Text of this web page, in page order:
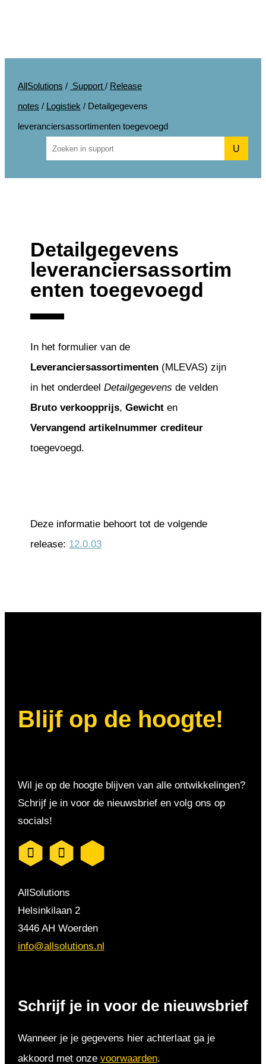
AllSolutions / Support / Release
notes / Logistiek / Detailgegevens
leveranciersassortimenten toegevoegd
U
Detailgegevens
leveranciersassortim
enten toegevoegd
In het formulier van de
Leveranciersassortimenten (MLEVAS) zijn
in het onderdeelDetailgegevens de velden
Bruto verkoopprijs,Gewicht en
Vervangend artikelnummer crediteur
toegevoegd.
Deze informatie behoort tot de volgende
release: 12.0.03
Blijf op de hoogte!
Wil je op de hoogte blijven van alle ontwikkelingen?
Schrijf je in voor de nieuwsbrief en volg ons op
socials!
AllSolutions
Helsinkilaan 2
3446 AH Woerden
info@allsolutions.nl
Schrijf je in voor de nieuwsbrief
Wanneer je je gegevens hier achterlaat ga je
akkoord met onze voorwaarden.